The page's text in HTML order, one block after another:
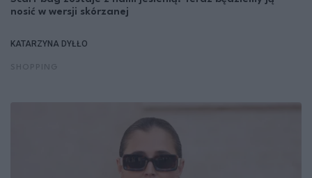
nosić w wersji skórzanej
KATARZYNA DYŁŁO